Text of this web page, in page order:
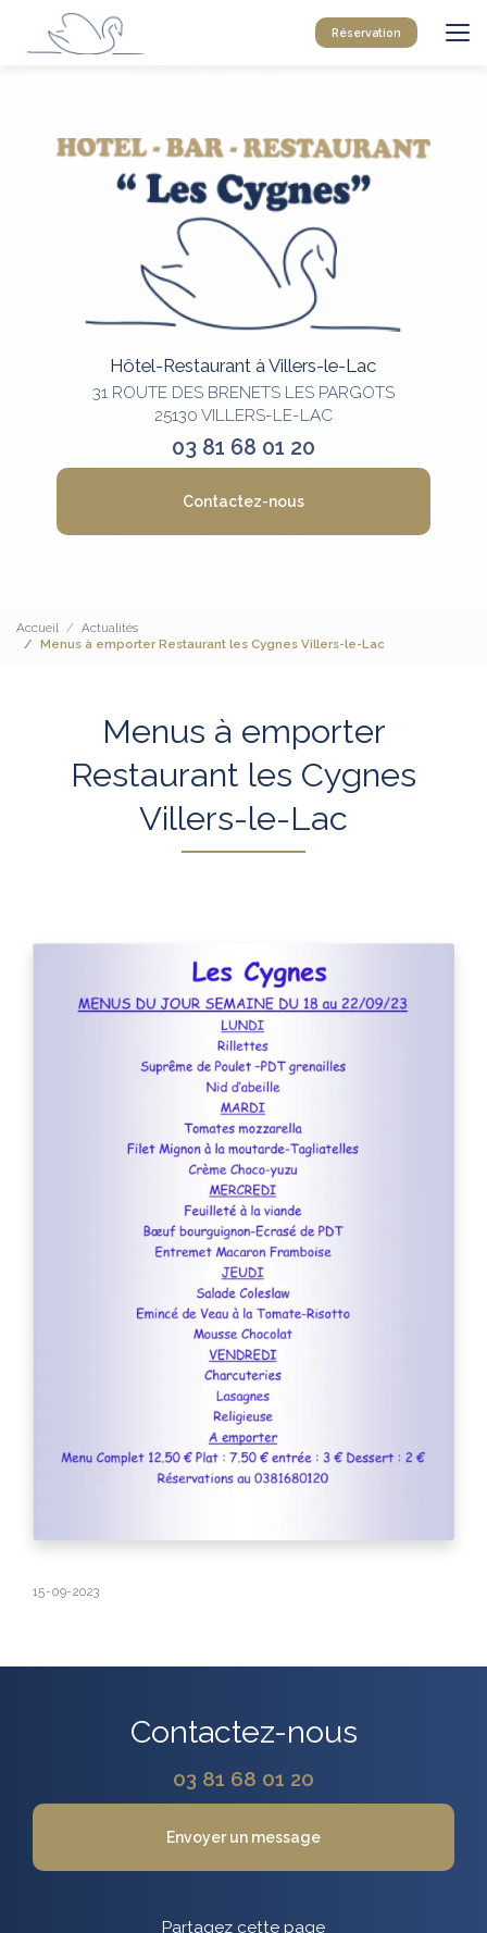
contenu
Réservation
Hôtel-Restaurant à Villers-le-Lac
31 ROUTE DES BRENETS LES PARGOTS
25130 VILLERS-LE-LAC
03 81 68 01 20
Contactez-nous
Accueil
Actualités
Menus à emporter Restaurant les Cygnes Villers-le-Lac
Menus à emporter
Restaurant les Cygnes
Villers-le-Lac
15-09-2023
Contactez-nous
03 81 68 01 20
Envoyer un message
Partagez cette page